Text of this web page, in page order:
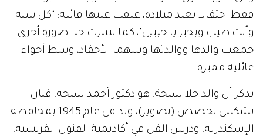
فقط احتفالا بعيد ميلاده، علقت عليها قائلة: "كل سنة
وأنت طيب وبخير يا حبيبي"، كما نشرت حلا صورة أخرى
جمعت والدها ووالدتها وبينهما الأحفاد، وسط أجواء
عائلية مميزة.
يذكر أن والد حلا شيحة، هو دكتور أحمد شيحة، فنان
تشكيلي تخصص (تصوير)، ولد في عام 1945 بمحافظة
الإسكندرية، ودرس الفن في أكاديمية الفنون الفرنسية،